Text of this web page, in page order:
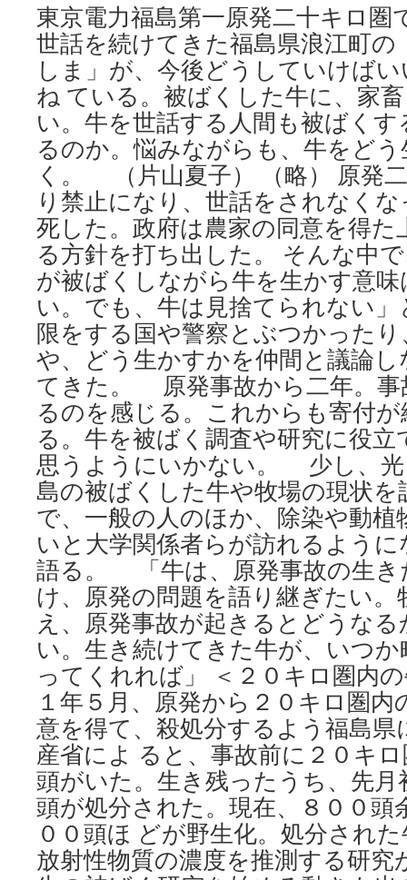
東京電力福島第一原発二十キロ圏
世話を続けてきた福島県浪江町の
しま」が、今後どうしていけば
ね ている。被ばくした牛に、家
い。牛を世話する人間も被ばく
るのか。悩みながらも、牛をど
く。 （片山夏子） （略） 原発
り禁止になり、世話をされなく
死した。政府は農家の同意を得た
る方針を打ち出した。 そんな中
が被ばくしながら牛を生かす意
い。でも、牛は見捨てられない
限をする国や警察とぶつかった
や、どう生かすかを仲間と議論
てきた。 原発事故から二年。事
るのを感じる。これからも寄付
る。牛を被ばく調査や研究に役
思うようにいかない。 少し、光
島の被ばくした牛や牧場の現状
で、一般の人のほか、除染や動
いと大学関係者らが訪れるよう
語る。 「牛は、原発事故の生き
け、原発の問題を語り継ぎたい
え、原発事故が起きるとどうな
い。生き続けてきた牛が、いつ
ってくれれば」 ＜２０キロ圏内
１年５月、原発から２０キロ圏
意を得て、殺処分するよう福島県
産省によ ると、事故前に２０キ
頭がいた。生き残ったうち、先
頭が処分された。現在、８００頭
００頭ほ どが野生化。処分され
放射性物質の濃度を推測する研